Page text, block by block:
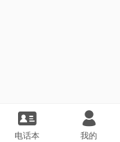
电话本 我的